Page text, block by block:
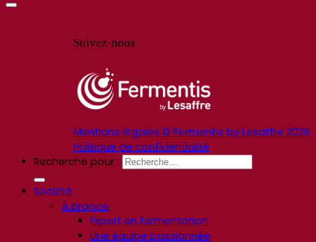
Suivez-nous
Mentions légales © Fermentis by Lesaffre 2026
Politique de confidentialité
Recherche pour :
Société
À propos
Expert en fermentation
Une équipe passionnée